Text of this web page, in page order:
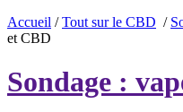
Accueil /Tout sur le CBD /
et CBD
Sondage :